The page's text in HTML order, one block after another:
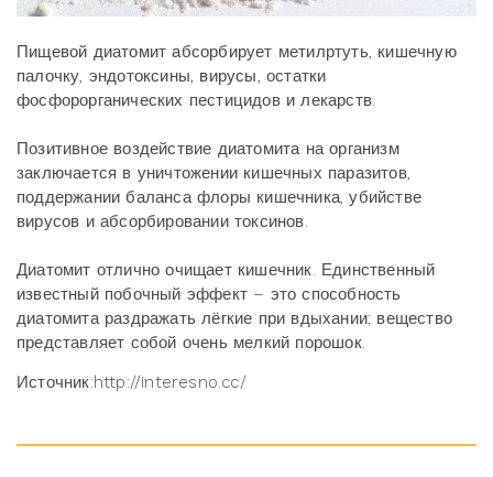
Пищевой диатомит абсорбирует метилртуть, кишечную
палочку, эндотоксины, вирусы, остатки
фосфорорганических пестицидов и лекарств.
Позитивное воздействие диатомита на организм
заключается в уничтожении кишечных паразитов,
поддержании баланса флоры кишечника, убийстве
вирусов и абсорбировании токсинов.
Диатомит отлично очищает кишечник. Единственный
известный побочный эффект – это способность
диатомита раздражать лёгкие при вдыхании; вещество
представляет собой очень мелкий порошок.
Источник:http://interesno.cc/